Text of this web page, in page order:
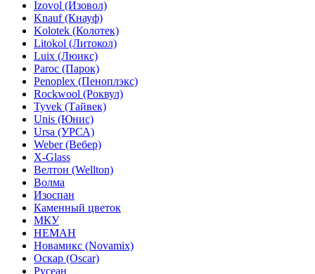
Izovol (Изовол)
Knauf (Кнауф)
Kolotek (Колотек)
Litokol (Литокол)
Luix (Люикс)
Paroc (Парок)
Penoplex (Пеноплэкс)
Rockwool (Роквул)
Tyvek (Тайвек)
Unis (Юнис)
Ursa (УРСА)
Weber (Вебер)
X-Glass
Велтон (Wellton)
Волма
Изоспан
Каменный цветок
МКУ
НЕМАН
Новамикс (Novamix)
Оскар (Oscar)
Русеан